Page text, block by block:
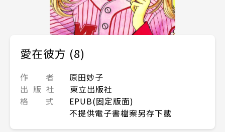
愛在彼方 (8)
作 者
原田妙子
出 版 社
東立出版社
格 式
EPUB(固定版面)
不提供電子書檔案另存下載